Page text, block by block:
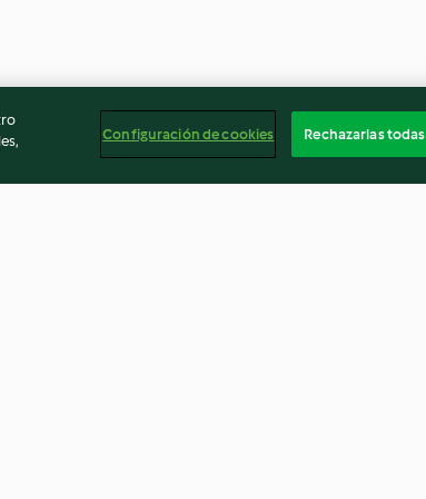
Configuración de cookies Rechazarlas todas